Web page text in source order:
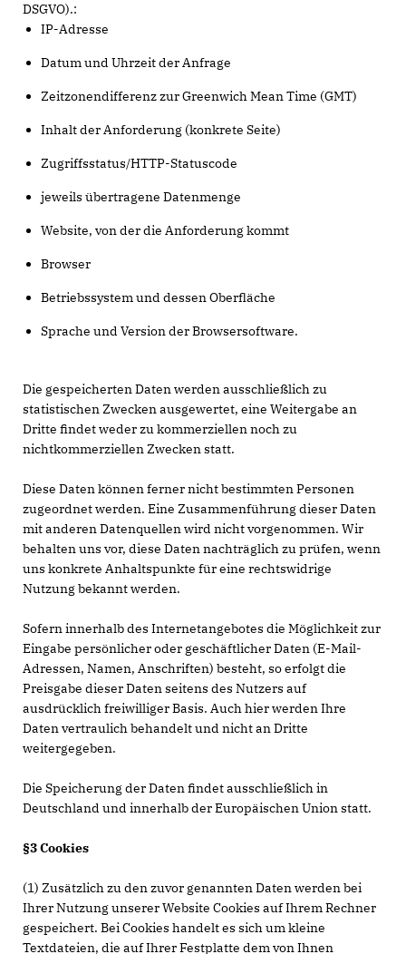
DSGVO).:
IP-Adresse
Datum und Uhrzeit der Anfrage
Zeitzonendifferenz zur Greenwich Mean Time (GMT)
Inhalt der Anforderung (konkrete Seite)
Zugriffsstatus/HTTP-Statuscode
jeweils übertragene Datenmenge
Website, von der die Anforderung kommt
Browser
Betriebssystem und dessen Oberfläche
Sprache und Version der Browsersoftware.
Die gespeicherten Daten werden ausschließlich zu
statistischen Zwecken ausgewertet, eine Weitergabe an
Dritte findet weder zu kommerziellen noch zu
nichtkommerziellen Zwecken statt.
Diese Daten können ferner nicht bestimmten Personen
zugeordnet werden. Eine Zusammenführung dieser Daten
mit anderen Datenquellen wird nicht vorgenommen. Wir
behalten uns vor, diese Daten nachträglich zu prüfen, wenn
uns konkrete Anhaltspunkte für eine rechtswidrige
Nutzung bekannt werden.
Sofern innerhalb des Internetangebotes die Möglichkeit zur
Eingabe persönlicher oder geschäftlicher Daten (E-Mail-
Adressen, Namen, Anschriften) besteht, so erfolgt die
Preisgabe dieser Daten seitens des Nutzers auf
ausdrücklich freiwilliger Basis. Auch hier werden Ihre
Daten vertraulich behandelt und nicht an Dritte
weitergegeben.
Die Speicherung der Daten findet ausschließlich in
Deutschland und innerhalb der Europäischen Union statt.
§3 Cookies
(1) Zusätzlich zu den zuvor genannten Daten werden bei
Ihrer Nutzung unserer Website Cookies auf Ihrem Rechner
gespeichert. Bei Cookies handelt es sich um kleine
Textdateien, die auf Ihrer Festplatte dem von Ihnen